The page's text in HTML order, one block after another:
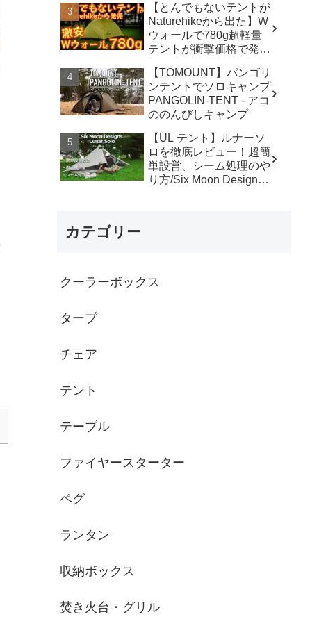
カ】
【とんでもないテントが
Naturehikeから出た】W
ウォールで780g超軽量
テントが衝撃価格で発売
解説の保存版【ULギ
ア】【キャンプ道具】
【アウトドア】#855 -
Hurricane Camp / ハリケ
ーンキャンプ
【TOMOUNT】パンゴリ
ンテントでソロキャンプ
PANGOLIN-TENT - アコ
ののんびしキャンプ
【UL テント】ルナーソ
ロを徹底レビュー！超簡
単設営、シーム処理のや
り方/Six Moon Designs
カテゴリー
クーラーボックス
タープ
チェア
テント
テーブル
ファイヤースターター
ペグ
ランタン
収納ボックス
焚き火台・グリル